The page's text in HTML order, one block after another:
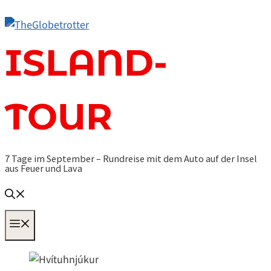
Inhalt
ISLAND-
TOUR
7 Tage im September – Rundreise mit dem Auto auf der Insel
aus Feuer und Lava